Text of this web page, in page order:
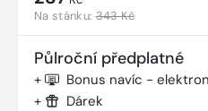
Na stánku:343 Kč
Půlroční předplatné
+ Bonus navíc -
+ Dárek